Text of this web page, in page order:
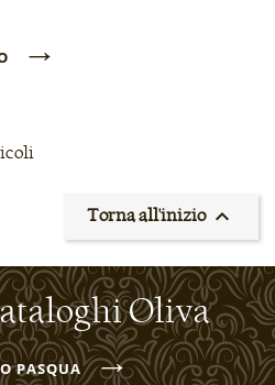
→
Torna all'inizio 
Oliva
PASQUA→